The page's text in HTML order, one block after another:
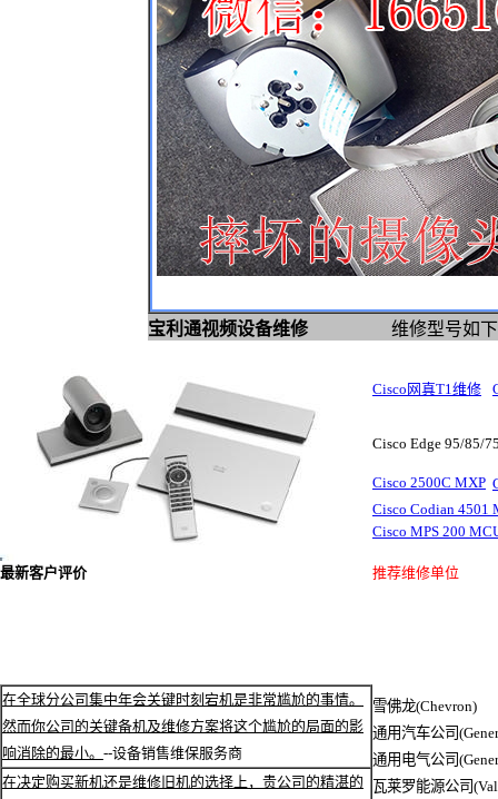
宝利通视频设备维修 维修型号如下
Cisco网真T1维修
Cisco Edge 95/85/
Cisco 2500C MXP
Cisco Codian 4501
Cisco MPS 200
最新客户评价 推荐维修单位
在全球分公司集中年会关键时刻宕机是非常尴尬的事情。
然而你公司的关键备机及维修方案将这个尴尬的局面的影
响消除的最小。 --设备销售维保服务商
在决定购买新机还是维修旧机的选择上，贵公司的精湛的
雪佛龙(Chevron)
通用汽车公司
通用电气公司
瓦莱罗能源公司